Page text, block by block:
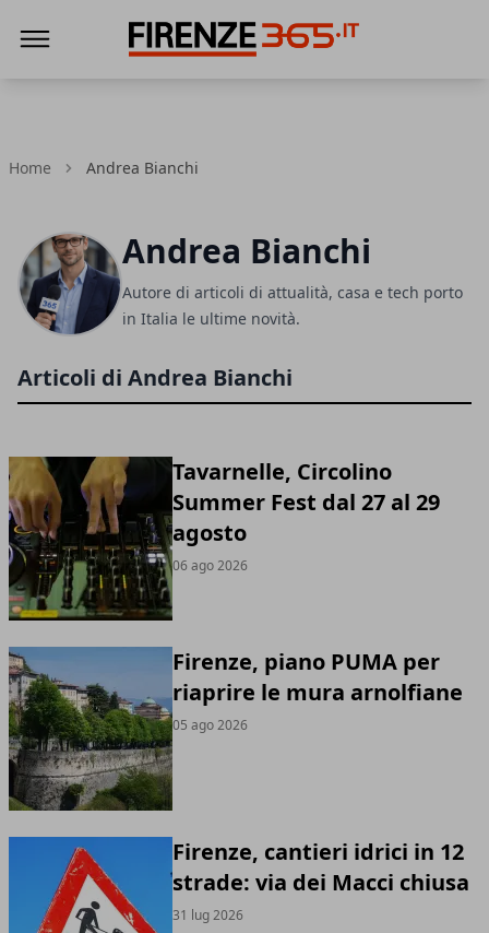
Home Andrea Bianchi
Andrea Bianchi
Autore di articoli di attualità, casa e tech porto
in Italia le ultime novità.
Articoli di Andrea Bianchi
Tavarnelle, Circolino
Summer Fest dal 27 al 29
agosto
06 ago 2026
Firenze, piano PUMA per
riaprire le mura arnolfiane
05 ago 2026
Firenze, cantieri idrici in 12
strade: via dei Macci chiusa
31 lug 2026